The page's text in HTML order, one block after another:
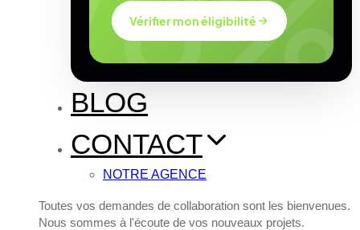
Vérifier mon éligibilité
BLOG
CONTACT
NOTRE AGENCE
Toutes vos demandes de collaboration sont les bienvenues.
Nous sommes à l'écoute de vos nouveaux projets.